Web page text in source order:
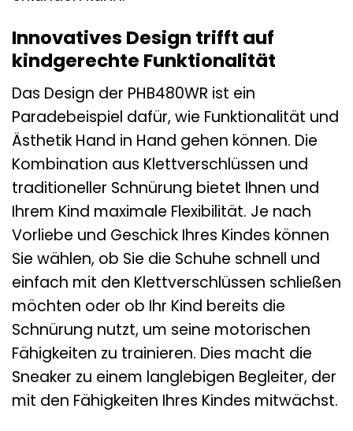
Innovatives Design trifft auf
kindgerechte Funktionalität
Das Design der PHB480WR ist ein
Paradebeispiel dafür, wie Funktionalität und
Ästhetik Hand in Hand gehen können. Die
Kombination aus Klettverschlüssen und
traditioneller Schnürung bietet Ihnen und
Ihrem Kind maximale Flexibilität. Je nach
Vorliebe und Geschick Ihres Kindes können
Sie wählen, ob Sie die Schuhe schnell und
einfach mit den Klettverschlüssen schließen
möchten oder ob Ihr Kind bereits die
Schnürung nutzt, um seine motorischen
Fähigkeiten zu trainieren. Dies macht die
Sneaker zu einem langlebigen Begleiter, der
mit den Fähigkeiten Ihres Kindes mitwächst.